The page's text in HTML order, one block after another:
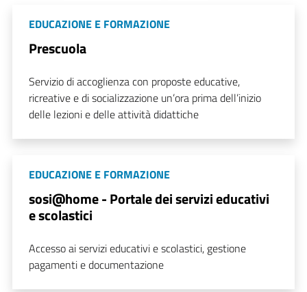
EDUCAZIONE E FORMAZIONE
Prescuola
Servizio di accoglienza con proposte educative,
ricreative e di socializzazione un’ora prima dell’inizio
delle lezioni e delle attività didattiche
EDUCAZIONE E FORMAZIONE
sosi@home - Portale dei servizi educativi
e scolastici
Accesso ai servizi educativi e scolastici, gestione
pagamenti e documentazione